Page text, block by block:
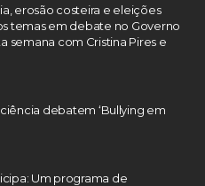
erosão costeira e eleições
temas em debate no Governo
semana com Cristina Pires e
debatem ‘Bullying em
Um programa de